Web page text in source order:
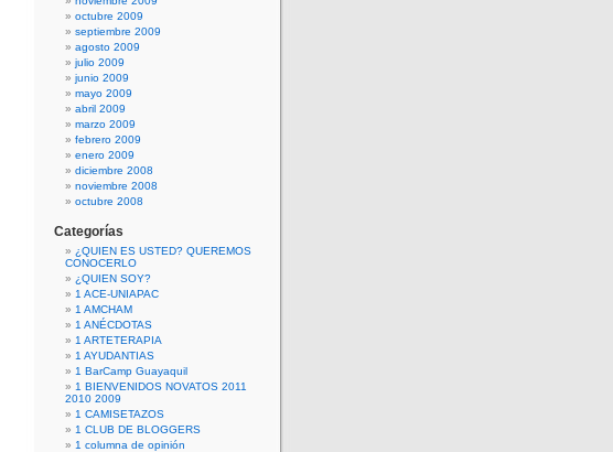
octubre 2009
septiembre 2009
agosto 2009
julio 2009
junio 2009
mayo 2009
abril 2009
marzo 2009
febrero 2009
enero 2009
diciembre 2008
noviembre 2008
octubre 2008
Categorías
¿QUIEN ES USTED? QUEREMOS
CONOCERLO
¿QUIEN SOY?
1 ACE-UNIAPAC
1 AMCHAM
1 ANÉCDOTAS
1 ARTETERAPIA
1 AYUDANTIAS
1 BarCamp Guayaquil
1 BIENVENIDOS NOVATOS 2011
2010 2009
1 CAMISETAZOS
1 CLUB DE BLOGGERS
1 columna de opinión